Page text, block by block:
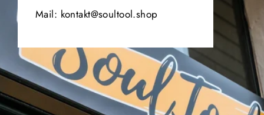
Mail: kontakt@soultool.shop